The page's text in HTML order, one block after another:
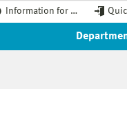
Information for …